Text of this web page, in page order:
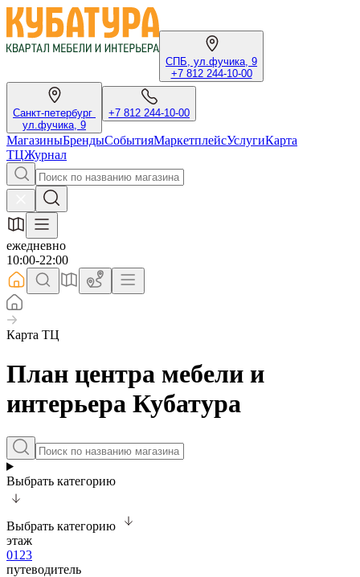
СПБ, ул.фучика, 9
+7 812 244-10-00
Санкт-петербург
ул.фучика, 9
+7 812 244-10-00
МагазиныБрендыСобытияМаркетплейсУслугиКарта
ТЦЖурнал
ежедневно
10:00-22:00
Карта ТЦ
План центра мебели и
интерьера Кубатура
Выбрать категорию
Выбрать категорию
этаж
01 23
путеводитель